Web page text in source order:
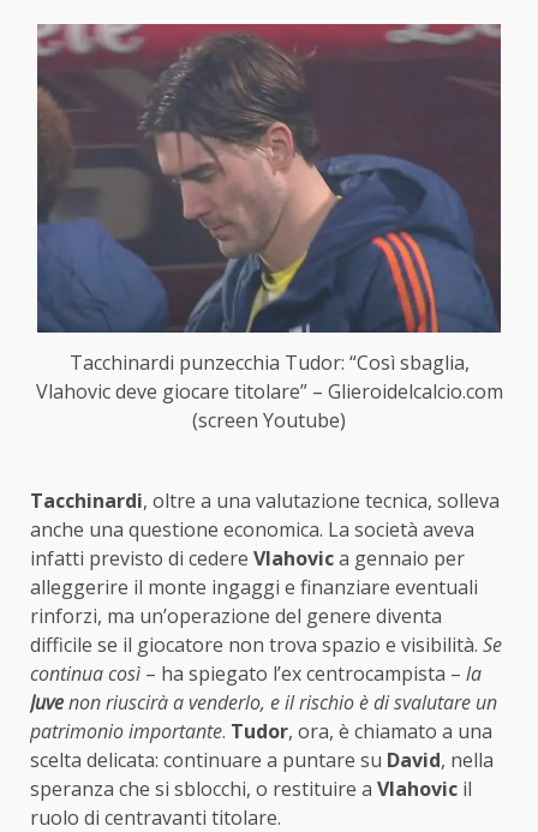
Tacchinardi punzecchia Tudor: “Così sbaglia,
Vlahovic deve giocare titolare” – Glieroidelcalcio.com
(screen Youtube)
Tacchinardi, oltre a una valutazione tecnica, solleva
anche una questione economica. La società aveva
infatti previsto di cedere Vlahovica gennaio per
alleggerire il monte ingaggi e finanziare eventuali
rinforzi, ma un’operazione del genere diventa
difficile se il giocatore non trova spazio e visibilità. Se
continua così – ha spiegato l’ex centrocampista – la
Juvenon riuscirà a venderlo, e il rischio è di svalutare un
patrimonio importante. Tudor, ora, è chiamato a una
scelta delicata: continuare a puntare su David, nella
speranza che si sblocchi, o restituire a Vlahovic il
ruolo di centravanti titolare.